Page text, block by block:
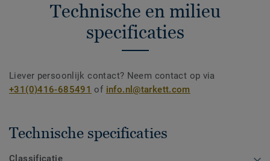
Technische en milieu
specificaties
Liever persoonlijk contact? Neem contact op via
+31(0)416-685491 of info.nl@tarkett.com
Technische specificaties
Classificatie